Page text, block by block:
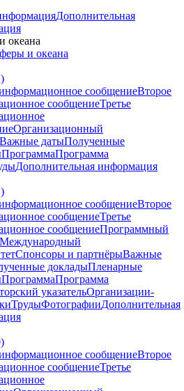
Дополнительная
океана
и океана
сообщениеВторое
сообщениеТретье
Организационный
Важные датыПолученные
ПрограммаПрограмма
Дополнительная информация
сообщениеВторое
сообщениеТретье
сообщениеПрограммный
Международный
Спонсоры и партнёрыВажные
докладыПленарные
ПрограммаПрограмма
указательОрганизации-
ТрудыФотографииДополнительная
сообщениеВторое
сообщениеТретье